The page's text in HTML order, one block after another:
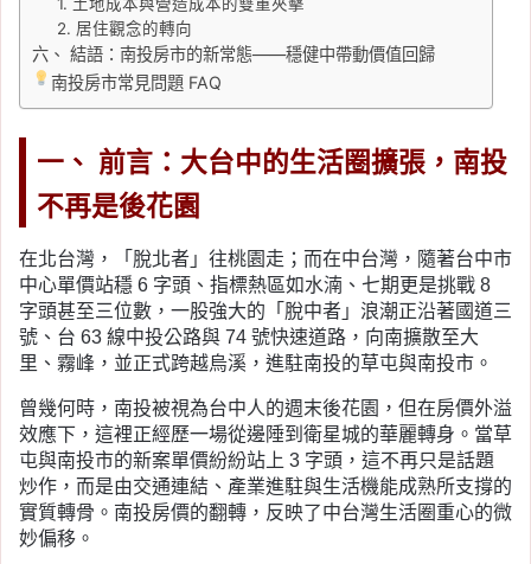
1. 土地成本與營造成本的雙重夾擊
2. 居住觀念的轉向
六、 結語：南投房市的新常態——穩健中帶動價值回歸
南投房市常見問題 FAQ
一、 前言：大台中的生活圈擴張，南投
不再是後花園
在北台灣，「脫北者」往桃園走；而在中台灣，隨著台中市
中心單價站穩 6 字頭、指標熱區如水湳、七期更是挑戰 8
字頭甚至三位數，一股強大的「脫中者」浪潮正沿著國道三
號、台 63 線中投公路與 74 號快速道路，向南擴散至大
里、霧峰，並正式跨越烏溪，進駐南投的草屯與南投市。
曾幾何時，南投被視為台中人的週末後花園，但在房價外溢
效應下，這裡正經歷一場從邊陲到衛星城的華麗轉身。當草
屯與南投市的新案單價紛紛站上 3 字頭，這不再只是話題
炒作，而是由交通連結、產業進駐與生活機能成熟所支撐的
實質轉骨。南投房價的翻轉，反映了中台灣生活圈重心的微
妙偏移。